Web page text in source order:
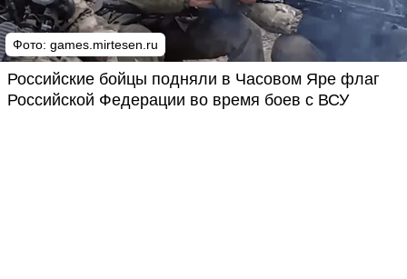
Фото: games.mirtesen.ru
Российские бойцы подняли в Часовом Яре флаг
Российской Федерации во время боев с ВСУ